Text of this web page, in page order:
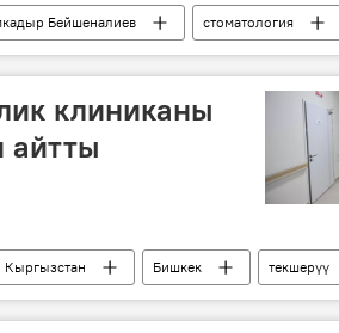
Бейшеналиев
стоматология
клиниканы
айтты
Кыргызстан Бишкек
текшерүү